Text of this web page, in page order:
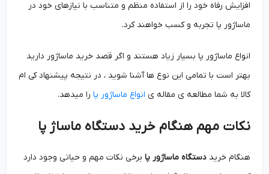
افزایش رفاه خود را از استفاده منظم و متناسب با نیازهای خود در
ماساژور پا تجربه و کسب خواهند کرد.
انواع ماساژور پا بسیار زیاد هستند و اگر قصد خرید ماساژور دارید
بهتر است با تمامی این نوع ها آشنا شوید ، در نتیجه پیشنهاد کی ام
کالا به شما مطالعه ی مقاله یانواع ماساژور پارا میدهد.
نکات مهم هنگام خرید دستگاه ماساژ پا
هنگام خریددستگاه ماساژور پابرخی نکات مهم و حیاتی وجود دارد